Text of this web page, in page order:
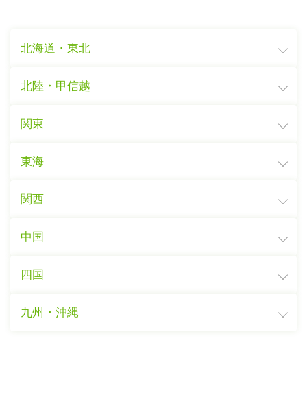
北海道・東北
北陸・甲信越
関東
東海
関西
中国
四国
九州・沖縄